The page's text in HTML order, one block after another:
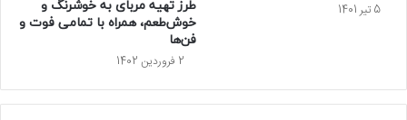
5 تیر 1401
طرز تهیه مربای به خوشرنگ و
خوش‌طعم، همراه با تمامی فوت و
فن‌ها
2 فروردین 1402